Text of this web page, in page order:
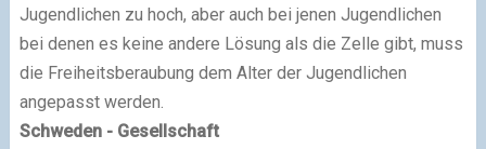
Jugendlichen zu hoch, aber auch bei jenen Jugendlichen
bei denen es keine andere Lösung als die Zelle gibt, muss
die Freiheitsberaubung dem Alter der Jugendlichen
angepasst werden.
Schweden - Gesellschaft